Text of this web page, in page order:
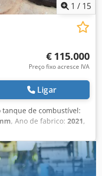
1 / 15
€ 115.000
Preço fixo acresce IVA
Ligar
tanque de combustível:
, Ano de fabrico: 2021,
7.717 kg Dcsdpfx Aexq
Dimensões (C x L x A):